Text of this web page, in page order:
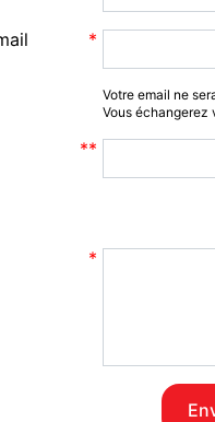
Votre email ne
Vous échangerez